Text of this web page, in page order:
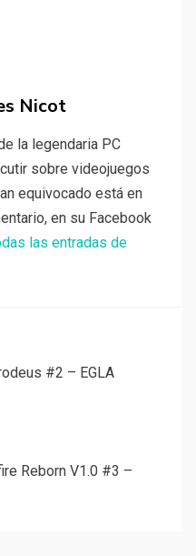
Nicot
la legendaria PC
sobre videojuegos
equivocado está en
en su Facebook
las entradas de
#2 – EGLA
Reborn V1.0 #3 –